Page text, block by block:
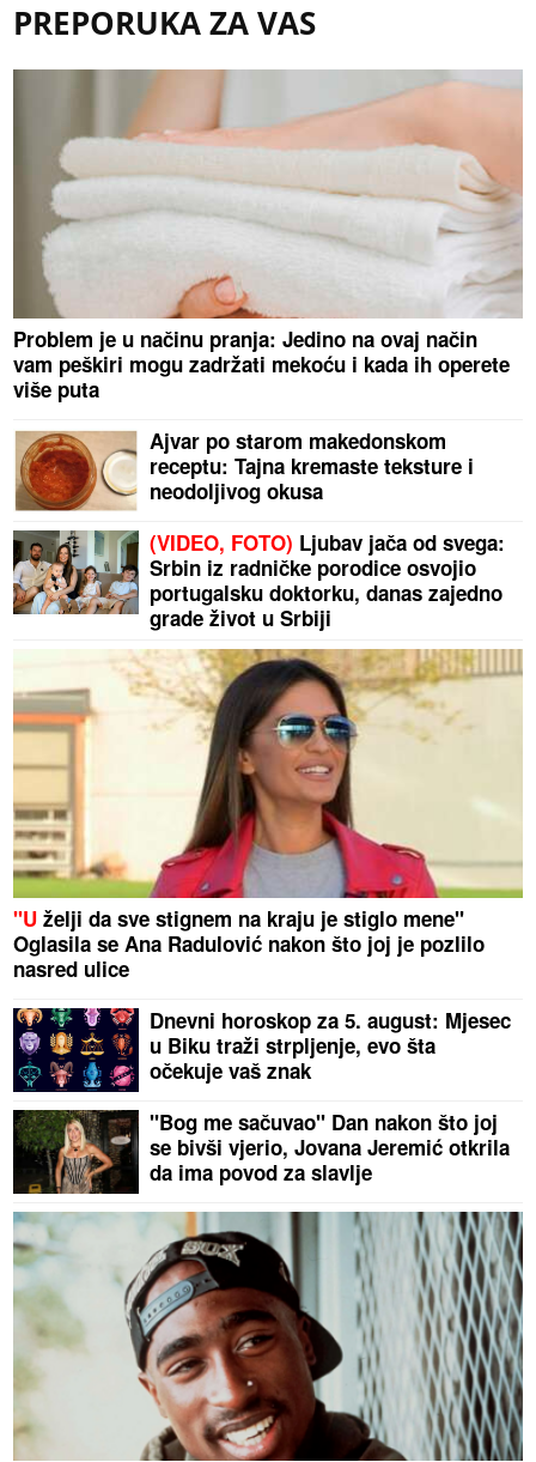
PREPORUKA ZA VAS
Problem je u načinu pranja: Jedino na ovaj način
vam peškiri mogu zadržati mekoću i kada ih operete
više puta
Ajvar po starom makedonskom
receptu: Tajna kremaste teksture i
neodoljivog okusa
(VIDEO, FOTO) Ljubav jača od svega:
Srbin iz radničke porodice osvojio
portugalsku doktorku, danas zajedno
grade život u Srbiji
"U želji da sve stignem na kraju je stiglo mene"
Oglasila se Ana Radulović nakon što joj je pozlilo
nasred ulice
Dnevni horoskop za 5. august: Mjesec
u Biku traži strpljenje, evo šta
očekuje vaš znak
"Bog me sačuvao" Dan nakon što joj
se bivši vjerio, Jovana Jeremić otkrila
da ima povod za slavlje